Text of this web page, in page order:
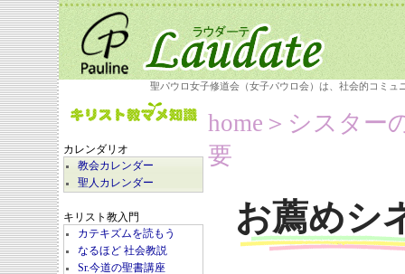
聖パウロ女子修道会（女子パウロ会）は、社会的コミ
カレンダリオ
教会カレンダー
聖人カレンダー
キリスト教入門
カテキズムを読もう
なるほど 社会教説
Sr.今道の聖書講座
home ＞シスター
要
お薦めシ